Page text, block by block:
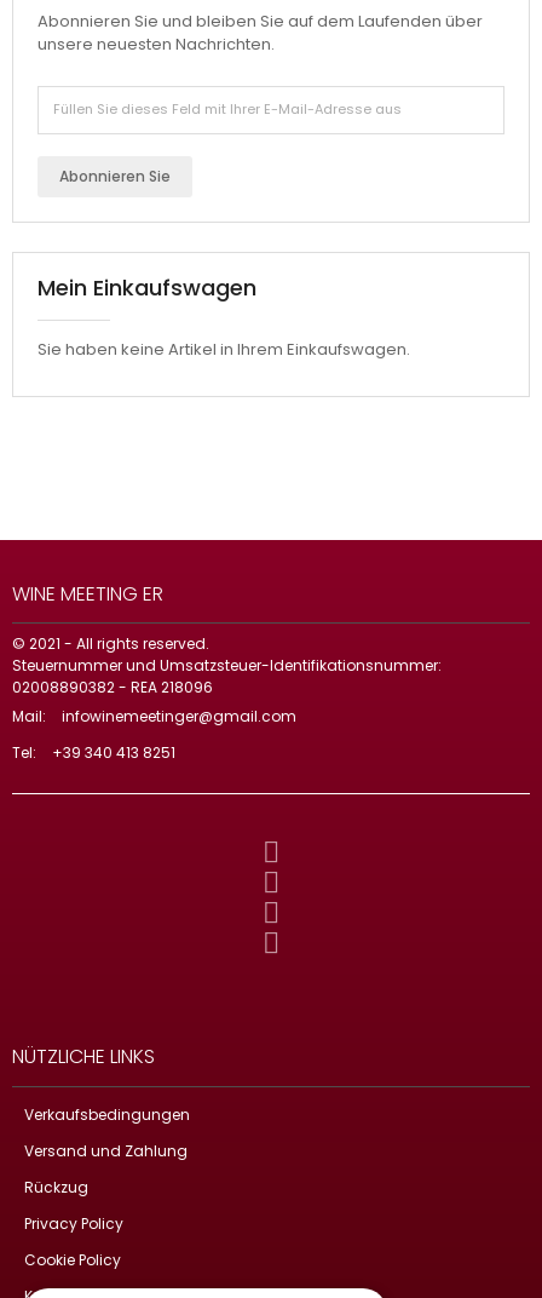
Abonnieren Sie und bleiben Sie auf dem Laufenden über
unsere neuesten Nachrichten.
Abonnieren Sie
Mein Einkaufswagen
Sie haben keine Artikel in Ihrem Einkaufswagen.
WINE MEETING ER
© 2021 - All rights reserved.
Steuernummer und Umsatzsteuer-Identifikationsnummer:
02008890382 - REA 218096
Mail:
infowinemeetinger@gmail.com
Tel:
+39 340 413 8251
NÜTZLICHE LINKS
Verkaufsbedingungen
Versand und Zahlung
Rückzug
Privacy Policy
Cookie Policy